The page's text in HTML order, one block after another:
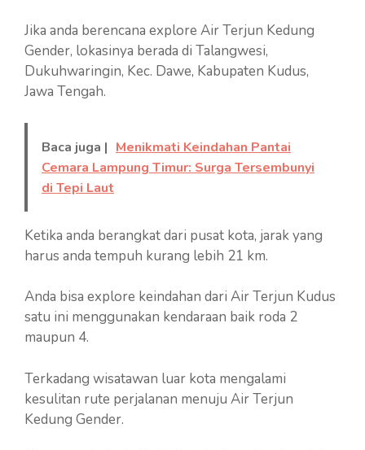
Jika anda berencana explore Air Terjun Kedung
Gender, lokasinya berada di Talangwesi,
Dukuhwaringin, Kec. Dawe, Kabupaten Kudus,
Jawa Tengah.
Baca juga | Menikmati Keindahan Pantai
Cemara Lampung Timur: Surga Tersembunyi
di Tepi Laut
Ketika anda berangkat dari pusat kota, jarak yang
harus anda tempuh kurang lebih 21 km.
Anda bisa explore keindahan dari Air Terjun Kudus
satu ini menggunakan kendaraan baik roda 2
maupun 4.
Terkadang wisatawan luar kota mengalami
kesulitan rute perjalanan menuju Air Terjun
Kedung Gender.